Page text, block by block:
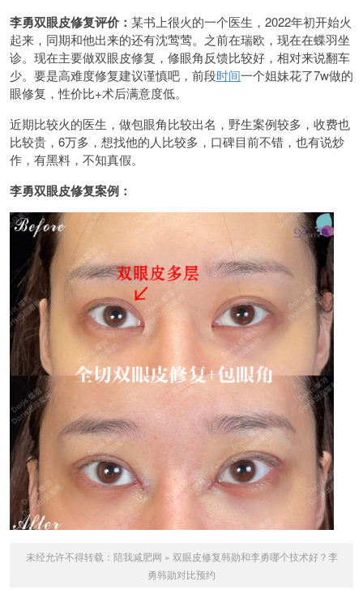
李勇双眼皮修复评价： 某书上很火的一个医生，2022年初开始火
起来，同期和他出来的还有沈莺莺。之前在瑞欧，现在在蝶羽坐
诊。现在主要做双眼皮修复，修眼角反馈比较好，相对来说翻车
少。要是高难度修复建议谨慎吧，前段时间一个姐妹花了7w做的
眼修复，性价比+术后满意度低。
近期比较火的医生，做包眼角比较出名，野生案例较多，收费也
比较贵，6万多，想找他的人比较多，口碑目前不错，也有说炒
作，有黑料，不知真假。
李勇双眼皮修复案例：
未经允许不得转载： 陪我减肥网 » 双眼皮修复韩勋和李勇哪个技术好？李
勇韩勋对比预约